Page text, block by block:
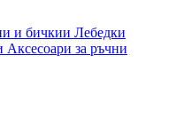
и бичкии Лебедки
Аксесоари за ръчни